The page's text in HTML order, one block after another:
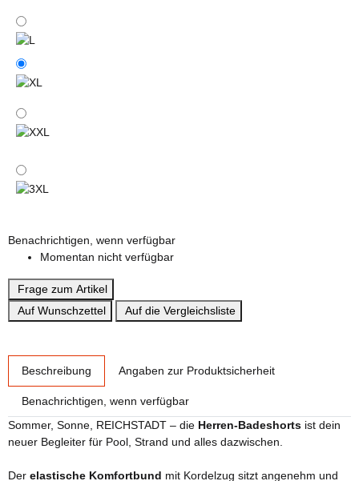
M
L
XL
XXL
Benachrichtigen, wenn verfügbar
Momentan nicht verfügbar
Frage zum Artikel
Auf Wunschzettel
Auf die Vergleichsliste
Beschreibung Angaben zur Produktsicherheit
Benachrichtigen, wenn verfügbar
Sommer, Sonne, REICHSTADT – die Herren-Badeshorts ist dein
neuer Begleiter für Pool, Strand und alles dazwischen.
Der elastische Komfortbund mit Kordelzug sitzt angenehm und